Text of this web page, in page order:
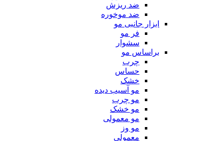
ضد ریزش
ضد موخوره
ابزار جانبی مو
فر مو
سشوار
براساس مو
چرب
حساس
خشک
مو آسیب دیده
مو چرب
مو خشک
مو معمولی
مو وز
معمولی